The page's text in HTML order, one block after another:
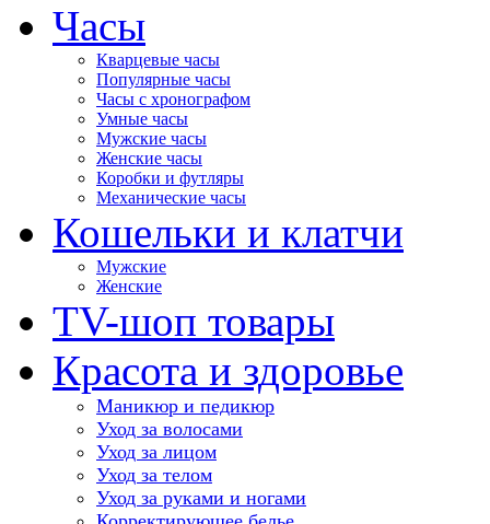
Часы
Кварцевые часы
Популярные часы
Часы с хронографом
Умные часы
Мужские часы
Женские часы
Коробки и футляры
Механические часы
Кошельки и клатчи
Мужские
Женские
TV-шоп товары
Красота и здоровье
Маникюр и педикюр
Уход за волосами
Уход за лицом
Уход за телом
Уход за руками и ногами